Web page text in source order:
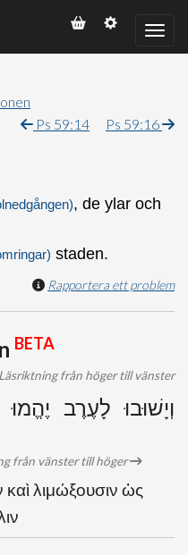
Ps 59:14
Ps 59:16
, de ylar och
staden.
Rapportera ett problem
BETA
från höger till vänster
וְיָשׁוּבוּ לָעֶרֶב
från vänster till höger
καὶ λιμώξουσιν ὡς